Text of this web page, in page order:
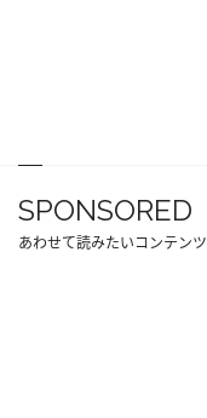
SPONSORED
あわせて読みたいコンテンツ